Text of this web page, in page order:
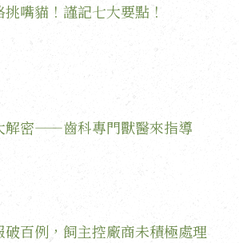
嘴貓！謹記七大要點！
解密——齒科專門獸醫來指導
百例，飼主控廠商未積極處理